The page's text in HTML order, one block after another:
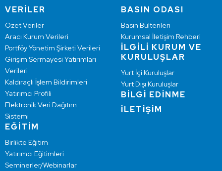
VERİLER
Özet Veriler
Aracı Kurum Verileri
Portföy Yönetim Şirketi Verileri
Girişim Sermayesi Yatırımları
Verileri
Kaldıraçlı İşlem Bildirimleri
Yatırımcı Profili
Elektronik Veri Dağıtım
Sistemi
EĞİTİM
Birlikte Eğitim
Yatırımcı Eğitimleri
Seminerler/Webinarlar
BASIN ODASI
Basın Bültenleri
Kurumsal İletişim Rehberi
İLGİLİ KURUM VE
KURULUŞLAR
Yurt İçi Kuruluşlar
Yurt Dışı Kuruluşlar
BİLGİ EDİNME
İLETİŞİM